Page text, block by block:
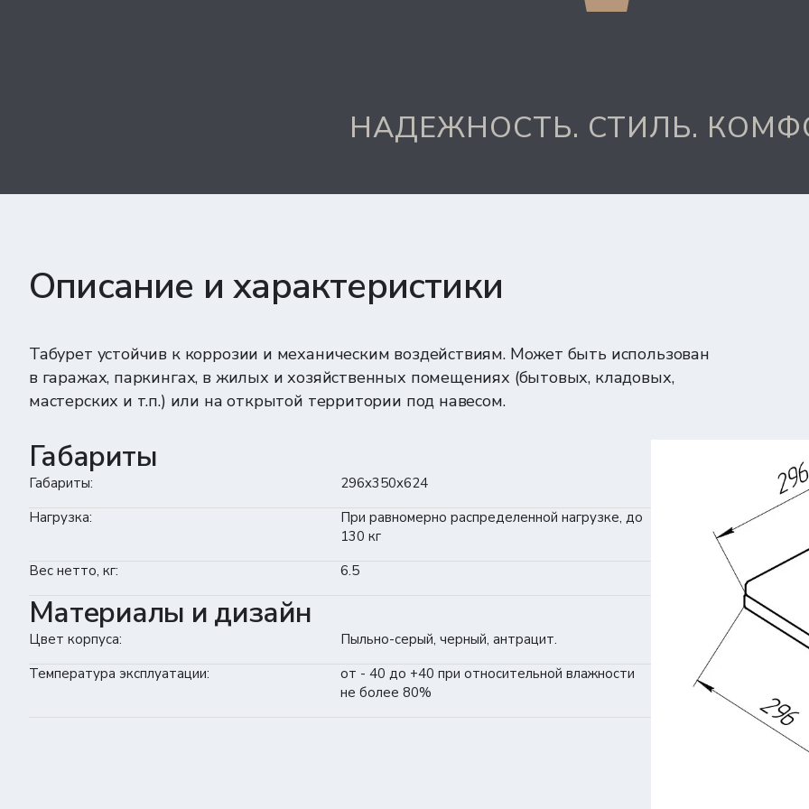
НАДЕЖНОСТЬ. СТИЛЬ.
Описание и характеристики
Табурет устойчив к коррозии и механическим воздействиям. Может быть использован
в гаражах, паркингах, в жилых и хозяйственных помещениях (бытовых, кладовых,
мастерских и т.п.) или на открытой территории под навесом.
Габариты
Габариты:
296x350x624
Нагрузка:
При равномерно распределенной нагрузке, до
130 кг
Вес нетто, кг:
6.5
Материалы и дизайн
Цвет корпуса:
Пыльно-серый, черный, антрацит.
Температура эксплуатации:
от - 40 до +40 при относительной влажности
не более 80%